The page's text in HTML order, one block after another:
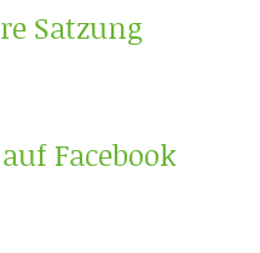
Satzung
Facebook